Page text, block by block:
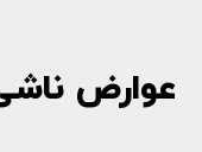
عوارض